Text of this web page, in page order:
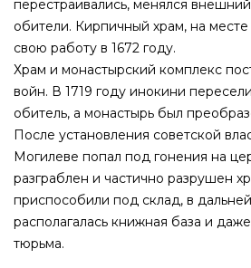
перестраивались, менялся
обители. Кирпичный храм, на
свою работу в 1672 году.
Храм и монастырский комплекс
войн. В 1719 году инокини
обитель, а монастырь был
После установления советской
Могилеве попал под гонения на
разграблен и частично разрушен
приспособили под склад, в
располагалась книжная база и
тюрьма.